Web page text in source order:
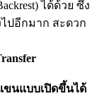
ได้ด้วย ซึ่ง
ปอีกมาก สะดวก
ขนแบบเปิดขึ้นได้